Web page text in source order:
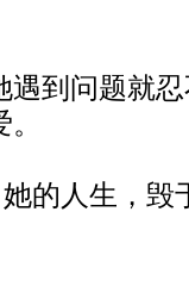
遇到问题就
的人生，毁